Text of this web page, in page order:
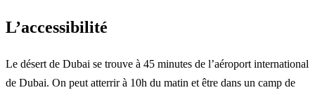
L’accessibilité
Le désert de Dubai se trouve à 45 minutes de l’aéroport international
de Dubai. On peut atterrir à 10h du matin et être dans un camp de